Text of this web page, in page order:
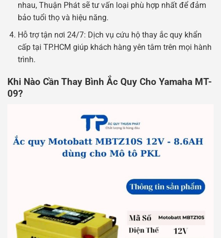
nhau, Thuận Phát sẽ tư vấn loại phù hợp nhất để đảm
bảo tuổi thọ và hiệu năng.
Hỗ trợ tận nơi 24/7: Dịch vụ cứu hộ thay ắc quy khẩn
cấp tại TP.HCM giúp khách hàng yên tâm trên mọi hành
trình.
Khi Nào Cần Thay Bình Ắc Quy Cho Yamaha MT-
09?